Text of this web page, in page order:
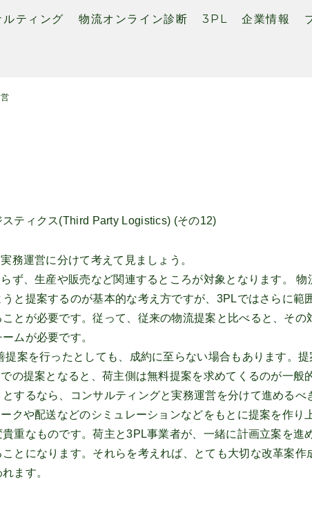
ルティング 物流オンライン診断 3PL 企業情報
ティクス(Third Party Logistics) (その12)
務運営に分けて考えて見ましょう。
ず、生産や販売など関連するところが対象となります。 物
と提案するのが基本的な考え方ですが、3PLではさらに範
とが必要です。従って、従来の物流提案と比べると、その
ムが必要です。
案を行ったとしても、成約に至らない場合もあります。提
の提案となると、荷主側は無料提案を求めてくるのが一般
するなら、コンサルティングと実務運営を分けて進めるべ
クや配送などのシミュレーションなどをもとに提案を作り
重なものです。荷主と3PL事業者が、一緒に計画立案を進
とになります。それらを考えれば、とても大切な改革案作
ます。